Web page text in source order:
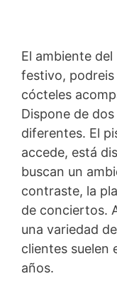
El ambiente
festivo,
cócteles
Dispone de
diferentes. El
accede, está
buscan un
contraste, la
de conciertos.
una variedad
clientes suelen
años.